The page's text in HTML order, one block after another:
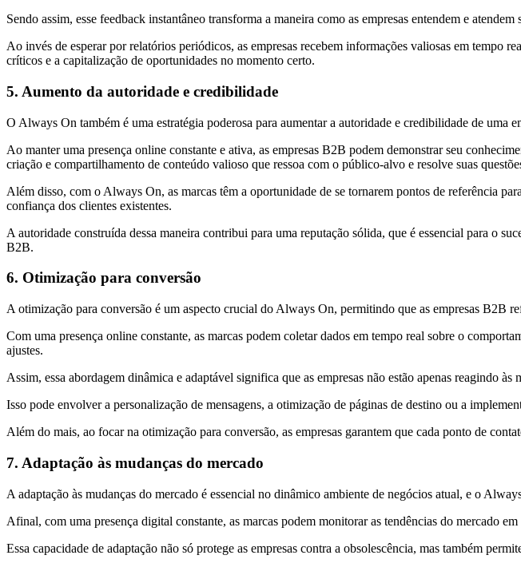
Sendo assim, esse feedback instantâneo transforma a maneira como as empresas entendem e atendem
Ao invés de esperar por relatórios periódicos, as empresas recebem informações valiosas em tempo
críticos e a capitalização de oportunidades no momento certo.
5. Aumento da autoridade e credibilidade
O Always On também é uma estratégia poderosa para aumentar a autoridade e credibilidade de uma
Ao manter uma presença online constante e ativa, as empresas B2B podem demonstrar seu
criação e compartilhamento de conteúdo valioso que ressoa com o público-alvo e resolve suas
Além disso, com o Always On, as marcas têm a oportunidade de se tornarem pontos de referência
confiança dos clientes existentes.
A autoridade construída dessa maneira contribui para uma reputação sólida, que é essencial para o
B2B.
6. Otimização para conversão
A otimização para conversão é um aspecto crucial do Always On, permitindo que as empresas B2B
Com uma presença online constante, as marcas podem coletar dados em tempo real sobre o
ajustes.
Assim, essa abordagem dinâmica e adaptável significa que as empresas não estão apenas reagindo
Isso pode envolver a personalização de mensagens, a otimização de páginas de destino ou a
Além do mais, ao focar na otimização para conversão, as empresas garantem que cada ponto de
7. Adaptação às mudanças do mercado
A adaptação às mudanças do mercado é essencial no dinâmico ambiente de negócios atual, e o
Afinal, com uma presença digital constante, as marcas podem monitorar as tendências do mercado
Essa capacidade de adaptação não só protege as empresas contra a obsolescência, mas também